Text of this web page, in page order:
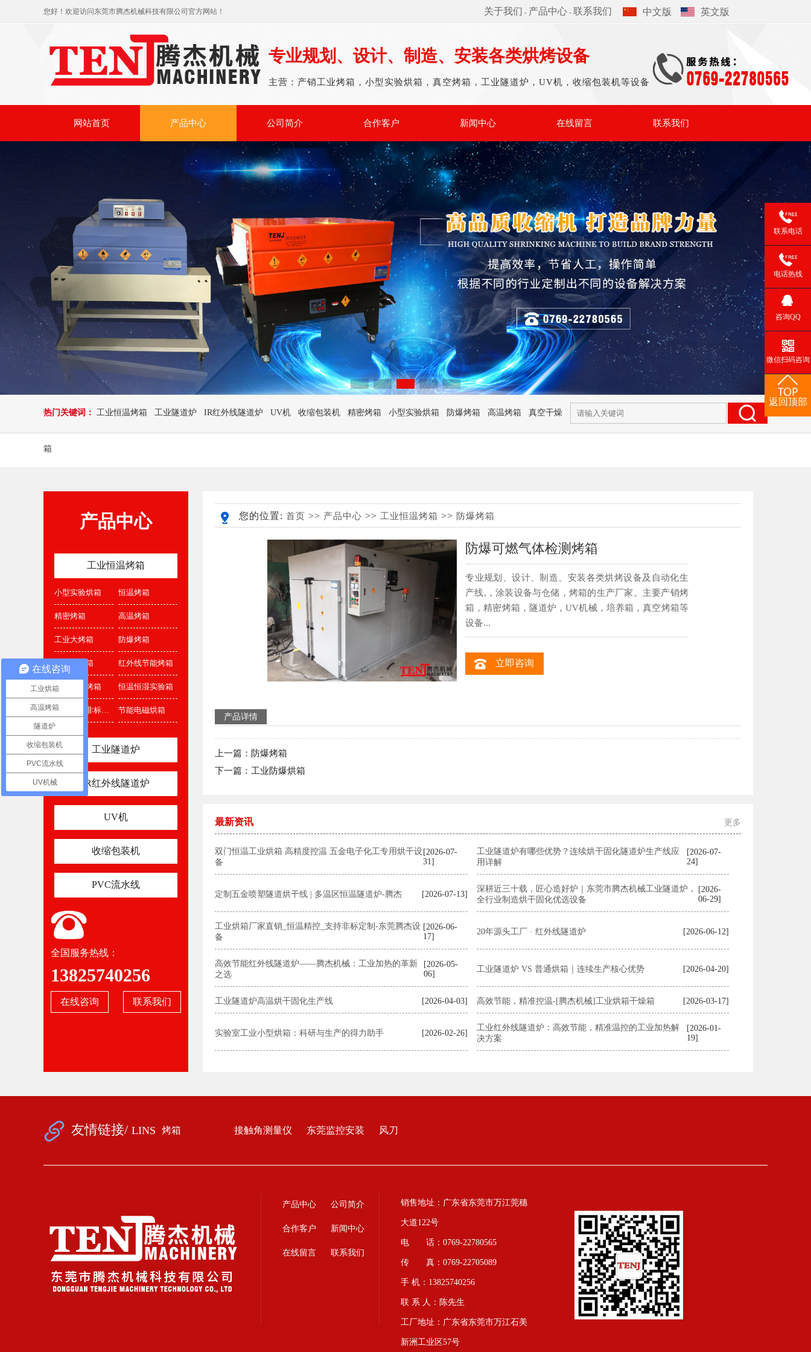
您好！欢迎访问东莞市腾杰机械科技有限公司官方网站！ 关于我们 - 产品中心 - 联系我们 中文版 英文版
专业规划、设计、制造、安装各类烘烤设备
主营：产销工业烤箱，小型实验烘箱，真空烤箱，工业隧道炉，UV机，收缩包装机等设备
网站首页 产品中心 公司简介 合作客户 新闻中心 在线留言 联系我们
热门关键词： 工业恒温烤箱 工业隧道炉 IR红外线隧道炉 UV机 收缩包装机 精密烤箱 小型实验烘箱 防爆烤箱 高温烤箱 真空干燥
箱
产品中心
工业恒温烤箱
小型实验烘箱 恒温烤箱
精密烤箱 高温烤箱
工业大烤箱 防爆烤箱
真空干燥箱 红外线节能烤箱
氮气加气烤箱 恒温恒湿实验箱
特殊定制非标烤箱 节能电磁烘箱
工业隧道炉
IR红外线隧道炉
UV机
收缩包装机
PVC流水线
全国服务热线：
13825740256
在线咨询 联系我们
您的位置: 首页 >> 产品中心 >> 工业恒温烤箱 >> 防爆烤箱
防爆可燃气体检测烤箱
专业规划、设计、制造、安装各类烘烤设备及自动化生
产线,，涂装设备与仓储，烤箱的生产厂家。主要产销烤
箱，精密烤箱，隧道炉，UV机械，培养箱，真空烤箱等
设备...
立即咨询
产品详情
上一篇：防爆烤箱
下一篇：工业防爆烘箱
最新资讯 更多
双门恒温工业烘箱 高精度控温 五金电子化工专用烘干设
备
[2026-07-
31]
工业隧道炉有哪些优势？连续烘干固化隧道炉生产线应
用详解
[2026-07-
24]
定制五金喷塑隧道烘干线 | 多温区恒温隧道炉-腾杰 [2026-07-13]
深耕近三十载，匠心造好炉｜东莞市腾杰机械工业隧道炉，
全行业制造烘干固化优选设备
[2026-
06-29]
工业烘箱厂家直销_恒温精控_支持非标定制-东莞腾杰设
备
[2026-06-
17]
20年源头工厂 · 红外线隧道炉 [2026-06-12]
高效节能红外线隧道炉——腾杰机械：工业加热的革新
之选
[2026-05-
06]
工业隧道炉 VS 普通烘箱｜连续生产核心优势 [2026-04-20]
工业隧道炉高温烘干固化生产线 [2026-04-03] 高效节能，精准控温-[腾杰机械]工业烘箱干燥箱 [2026-03-17]
实验室工业小型烘箱：科研与生产的得力助手 [2026-02-26]
工业红外线隧道炉：高效节能，精准温控的工业加热解
决方案
[2026-01-
19]
友情链接/ LINS 烤箱 接触角测量仪 东莞监控安装 风刀
产品中心 公司简介
合作客户 新闻中心
在线留言 联系我们
销售地址：广东省东莞市万江莞穗
大道122号
电 话：0769-22780565
传 真：0769-22705089
手 机：13825740256
联 系 人：陈先生
工厂地址：广东省东莞市万江石美
新洲工业区57号
联系电话
电话热线
咨询QQ
微信扫码咨询
返回顶部
在线咨询
工业烘箱
高温烤箱
隧道炉
收缩包装机
PVC流水线
UV机械